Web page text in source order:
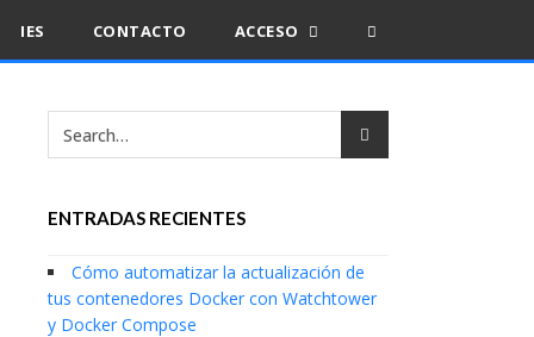
IES CONTACTO ACCESO
ENTRADAS RECIENTES
Cómo automatizar la actualización de
tus contenedores Docker con Watchtower
y Docker Compose